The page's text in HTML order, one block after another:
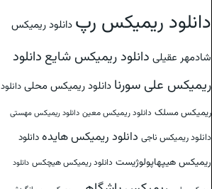
دانلود ریمیکس رپ دانلود ریمیکس
شادمهر عقیلی دانلود ریمیکس شایع دانلود
ریمیکس علی سورنا دانلود ریمیکس محلی دانلود
ریمیکس مسلک دانلود ریمیکس معین دانلود ریمیکس مهستی
دانلود ریمیکس ناجی دانلود ریمیکس هایده دانلود
ریمیکس هیپهاپولوژیست دانلود ریمیکس هیچکس دانلود